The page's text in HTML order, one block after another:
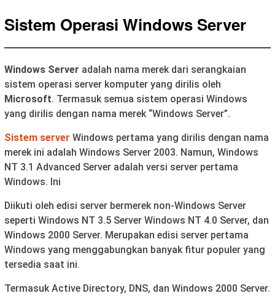
Sistem Operasi Windows Server
Windows Server adalah nama merek dari serangkaian
sistem operasi server komputer yang dirilis oleh
Microsoft. Termasuk semua sistem operasi Windows
yang dirilis dengan nama merek “Windows Server”.
Sistem server Windows pertama yang dirilis dengan nama
merek ini adalah Windows Server 2003. Namun, Windows
NT 3.1 Advanced Server adalah versi server pertama
Windows. Ini
Diikuti oleh edisi server bermerek non-Windows Server
seperti Windows NT 3.5 Server Windows NT 4.0 Server, dan
Windows 2000 Server. Merupakan edisi server pertama
Windows yang menggabungkan banyak fitur populer yang
tersedia saat ini.
Termasuk Active Directory, DNS, dan Windows 2000 Server.